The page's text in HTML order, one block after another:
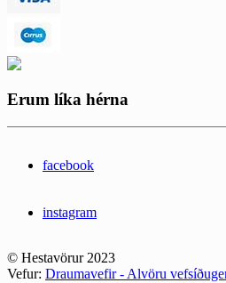
Erum líka hérna
facebook
instagram
© Hestavörur 2023
Vefur: Draumavefir - Alvöru